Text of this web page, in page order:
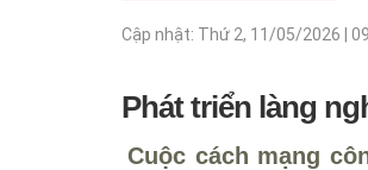
Cập nhật: Thứ 2, 11/05/2026 |
Phát triển làng
Cuộc cách mạng